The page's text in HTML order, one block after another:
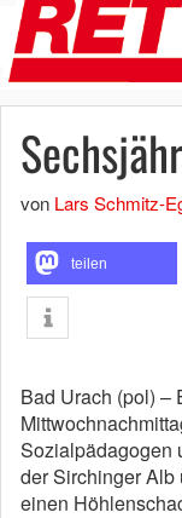
von Lars Schmitz-
teilen
Bad Urach (pol) –
Sozialpädagogen
der Sirchinger Alb
einen